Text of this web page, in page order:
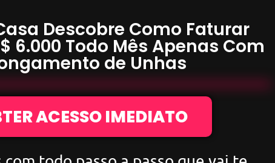
Descobre Como Faturar
6.000 Todo Mês Apenas Com
de Unhas
ACESSO IMEDIATO